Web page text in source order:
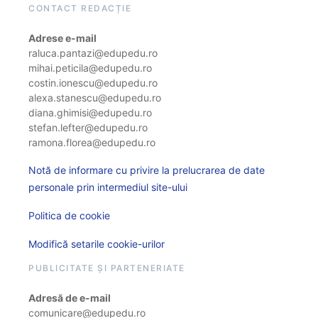
CONTACT REDACȚIE
Adrese e-mail
raluca.pantazi@edupedu.ro
mihai.peticila@edupedu.ro
costin.ionescu@edupedu.ro
alexa.stanescu@edupedu.ro
diana.ghimisi@edupedu.ro
stefan.lefter@edupedu.ro
ramona.florea@edupedu.ro
Notă de informare cu privire la prelucrarea de date
personale prin intermediul site-ului
Politica de cookie
Modifică setarile cookie-urilor
PUBLICITATE ȘI PARTENERIATE
Adresă de e-mail
comunicare@edupedu.ro